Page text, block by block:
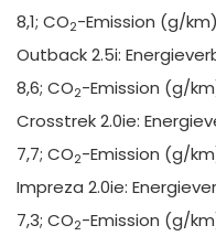
8,1; CO2-Emission (g/
Outback 2.5i:
8,6; CO2-Emission (g/
Crosstrek 2.0ie:
7,7; CO2-Emission (g/
Impreza 2.0ie:
7,3; CO2-Emission (g/